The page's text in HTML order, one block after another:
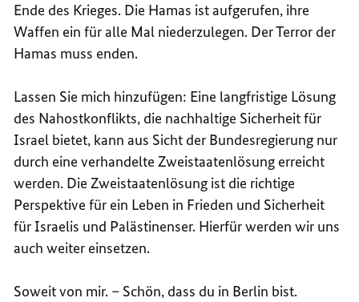
Ende des Krieges. Die Hamas ist aufgerufen, ihre
Waffen ein für alle Mal niederzulegen. Der Terror der
Hamas muss enden.
Lassen Sie mich hinzufügen: Eine langfristige Lösung
des Nahostkonflikts, die nachhaltige Sicherheit für
Israel bietet, kann aus Sicht der Bundesregierung nur
durch eine verhandelte Zweistaatenlösung erreicht
werden. Die Zweistaatenlösung ist die richtige
Perspektive für ein Leben in Frieden und Sicherheit
für Israelis und Palästinenser. Hierfür werden wir uns
auch weiter einsetzen.
Soweit von mir. – Schön, dass du in Berlin bist.